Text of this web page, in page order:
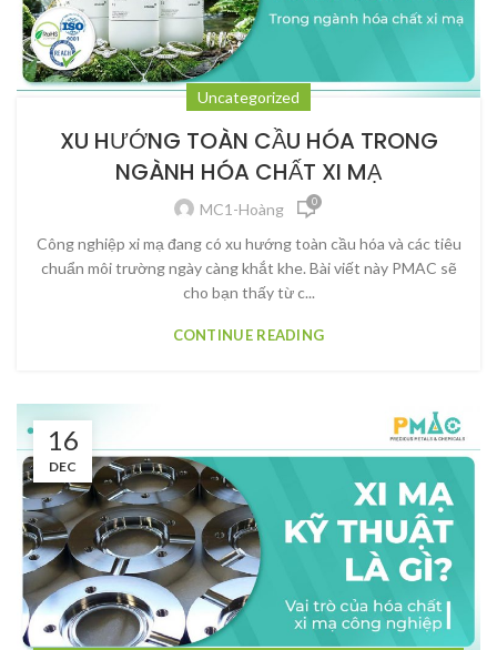
Uncategorized
XU HƯỚNG TOÀN CẦU HÓA TRONG
NGÀNH HÓA CHẤT XI MẠ
MC1-Hoàng 0
Công nghiệp xi mạ đang có xu hướng toàn cầu hóa và các tiêu
chuẩn môi trường ngày càng khắt khe. Bài viết này PMAC sẽ
cho bạn thấy từ c...
CONTINUE READING
16
DEC